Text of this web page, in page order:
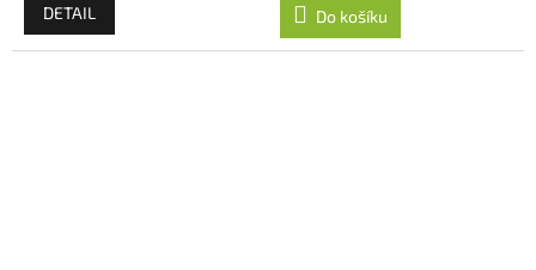
5,0
z
DETAIL Do košíku